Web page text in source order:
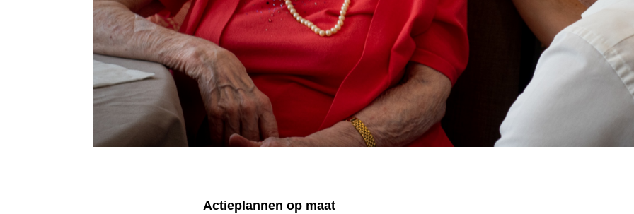
Actieplannen op maat